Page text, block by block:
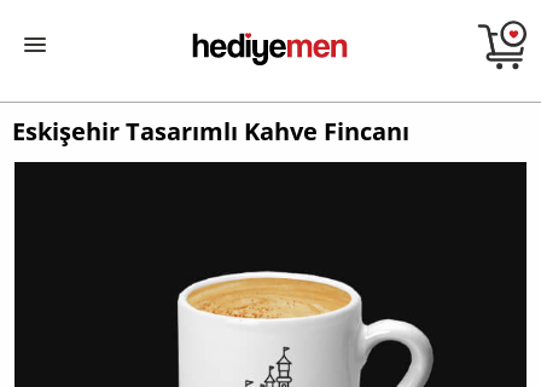
Eskişehir Tasarımlı Kahve Fincanı